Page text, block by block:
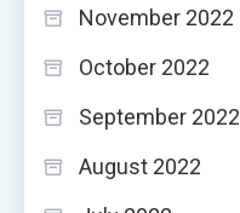
November 2022
October 2022
September 2022
August 2022